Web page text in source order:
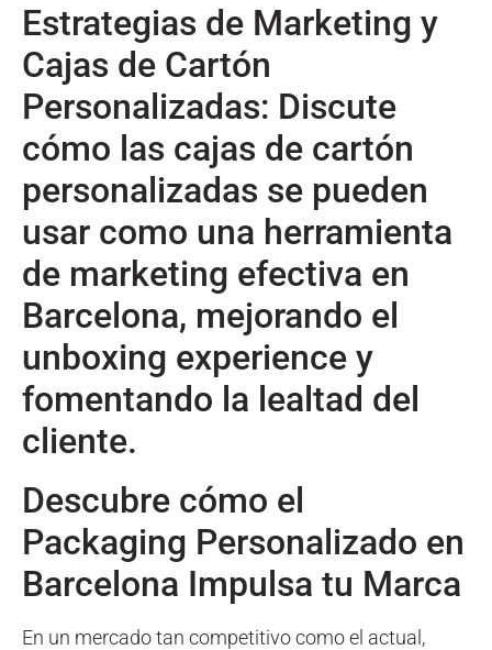
Estrategias de Marketing y
Cajas de Cartón
Personalizadas: Discute
cómo las cajas de cartón
personalizadas se pueden
usar como una herramienta
de marketing efectiva en
Barcelona, mejorando el
unboxing experience y
fomentando la lealtad del
cliente.
Descubre cómo el
Packaging Personalizado en
Barcelona Impulsa tu Marca
En un mercado tan competitivo como el actual,